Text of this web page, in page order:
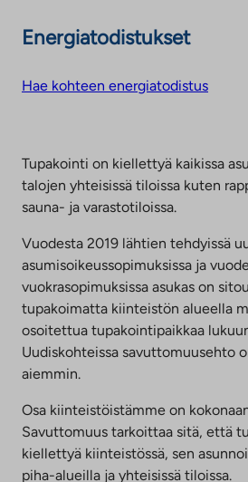
Energiatodistukset
Hae kohteen energiatodistus
Tupakointi on kiellettyä kaikissa
talojen yhteisissä tiloissa kuten
sauna- ja varastotiloissa.
Vuodesta 2019 lähtien tehdyissä
asumisoikeussopimuksissa ja
vuokrasopimuksissa asukas on
tupakoimatta kiinteistön alueella
osoitettua tupakointipaikkaa
Uudiskohteissa savuttomuusehto
aiemmin.
Osa kiinteistöistämme on
Savuttomuus tarkoittaa sitä, että
kiellettyä kiinteistössä, sen
piha-alueilla ja yhteisissä tiloissa.